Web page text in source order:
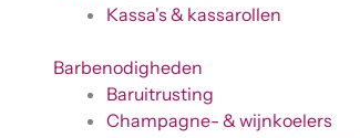
Kassa's & kassarollen
Barbenodigheden
Baruitrusting
Champagne- & wijnkoelers